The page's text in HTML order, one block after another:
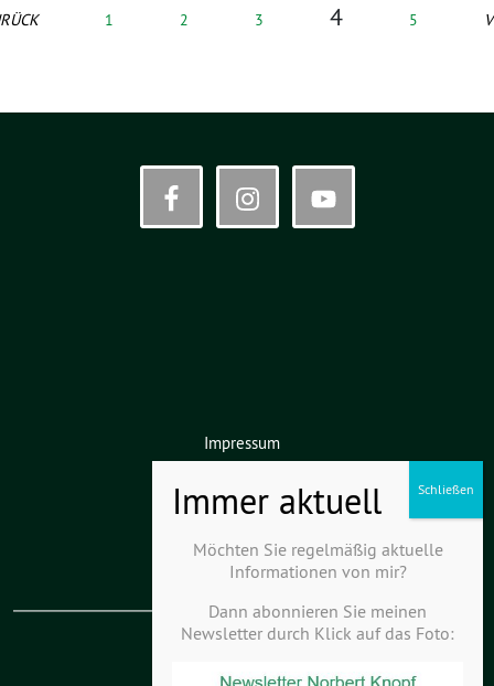
1 2 3 4 5
Impressum
KV Kurpfalz-Hardt
Möchten Sie regelmäßig aktuelle
Informationen von mir?
Dann abonnieren Sie meinen
Newsletter durch Klick auf das Foto: